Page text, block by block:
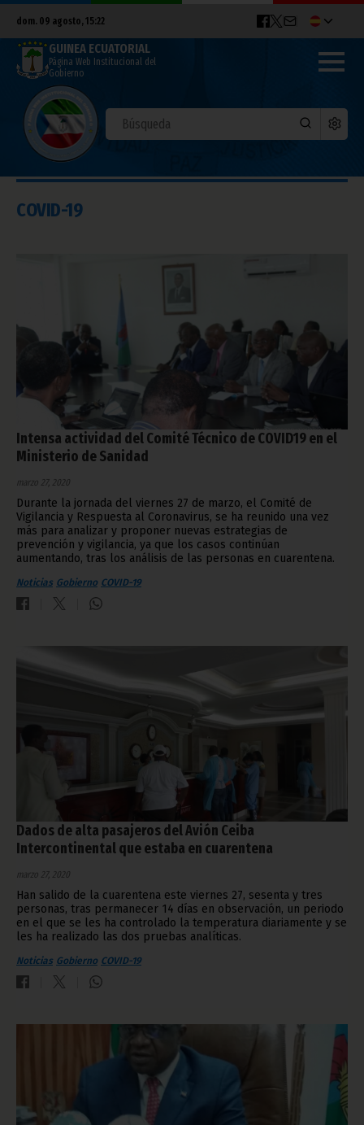
dom. 09 agosto, 15:22
GUINEA ECUATORIAL
Página Web Institucional del
Gobierno
COVID-19
Intensa actividad del Comité Técnico de COVID19 en el
Ministerio de Sanidad
marzo 27, 2020
Durante la jornada del viernes 27 de marzo, el Comité de
Vigilancia y Respuesta al Coronavirus, se ha reunido una vez
más para analizar y proponer nuevas estrategias de
prevención y vigilancia, ya que los casos continúan
aumentando, tras los análisis de las personas en cuarentena.
Noticias Gobierno COVID-19
Dados de alta pasajeros del Avión Ceiba
Intercontinental que estaba en cuarentena
marzo 27, 2020
Han salido de la cuarentena este viernes 27, sesenta y tres
personas, tras permanecer 14 días en observación, un periodo
en el que se les ha controlado la temperatura diariamente y se
les ha realizado las dos pruebas analíticas.
Noticias Gobierno COVID-19